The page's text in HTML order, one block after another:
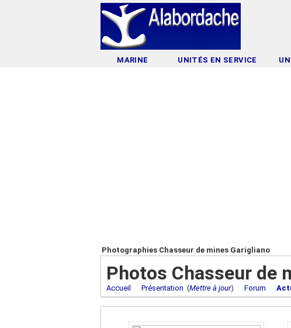
MARINE UNITÉS EN SERVICE
Photographies Chasseur de mines Garigliano
Photos Chasseur de
Accueil Présentation (Mettre à jour) Forum